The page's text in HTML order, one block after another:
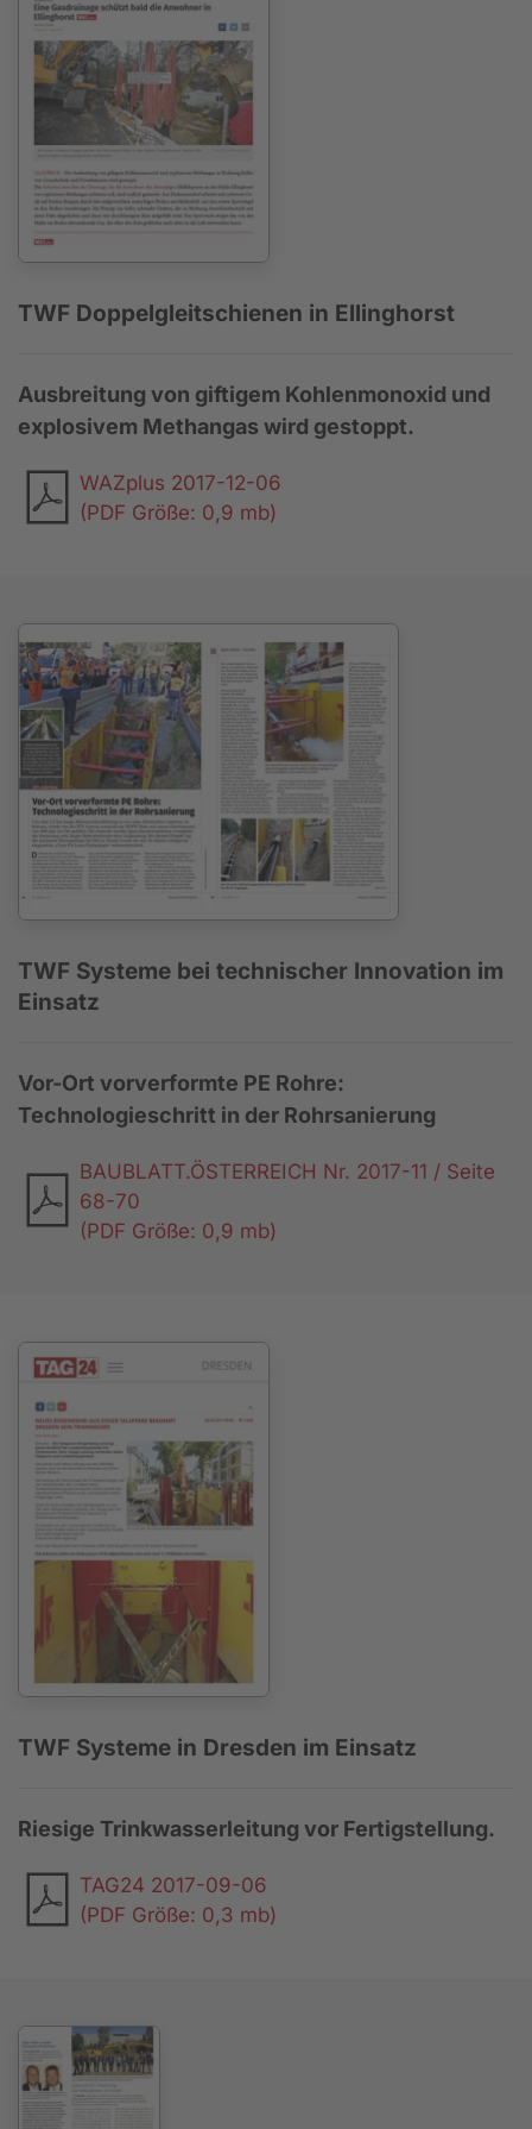
TWF Doppelgleitschienen in Ellinghorst
Ausbreitung von giftigem Kohlenmonoxid und
explosivem Methangas wird gestoppt.
WAZplus 2017-12-06
(PDF Größe: 0,9 mb)
TWF Systeme bei technischer Innovation im
Einsatz
Vor-Ort vorverformte PE Rohre:
Technologieschritt in der Rohrsanierung
BAUBLATT.ÖSTERREICH Nr. 2017-11 / Seite
68-70
(PDF Größe: 0,9 mb)
TWF Systeme in Dresden im Einsatz
Riesige Trinkwasserleitung vor Fertigstellung.
TAG24 2017-09-06
(PDF Größe: 0,3 mb)